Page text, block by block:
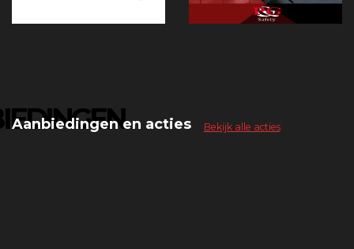
Aanbiedingen en acties Bekijk alle acties